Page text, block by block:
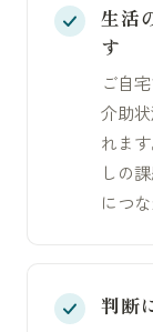
生活
す
ご自
介助
れま
しの
につ
判断